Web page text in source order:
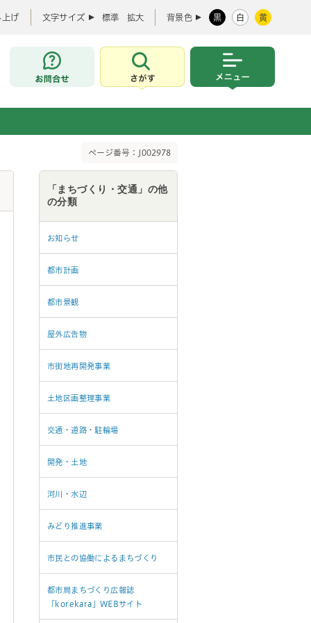
上げ 文字サイズ 標準 拡大 背景色 黒 白 黄
お問合せ
さがす
ページ番号：J002978
「まちづくり・交通」の他
の分類
お知らせ
都市計画
都市景観
屋外広告物
市街地再開発事業
土地区画整理事業
交通・道路・駐輪場
開発・土地
河川・水辺
みどり推進事業
市民との協働によるまちづくり
都市局まちづくり広報誌
「korekara」WEBサイト